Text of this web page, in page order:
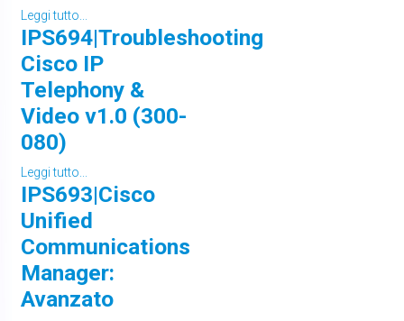
Leggi tutto...
IPS694|Troubleshooting
Cisco IP
Telephony &
Video v1.0 (300-
080)
Leggi tutto...
IPS693|Cisco
Unified
Communications
Manager:
Avanzato